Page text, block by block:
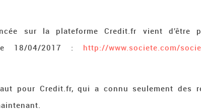
sur la plateforme Credit.fr vient d’être
18/04/2017 : http://www.societe.com/
pour Credit.fr, qui a connu seulement des